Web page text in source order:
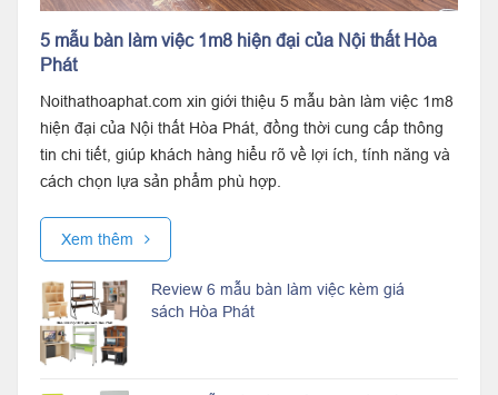
5 mẫu bàn làm việc 1m8 hiện đại của Nội thất Hòa
Phát
Noithathoaphat.com xin giới thiệu 5 mẫu bàn làm việc 1m8
hiện đại của Nội thất Hòa Phát, đồng thời cung cấp thông
tin chi tiết, giúp khách hàng hiểu rõ về lợi ích, tính năng và
cách chọn lựa sản phẩm phù hợp.
Xem thêm
Review 6 mẫu bàn làm việc kèm giá
sách Hòa Phát